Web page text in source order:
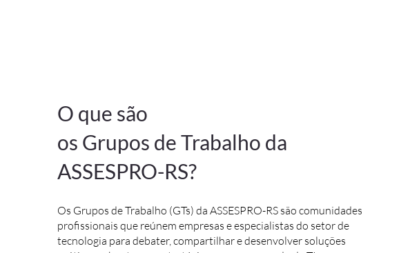
O que são
os Grupos de Trabalho da
ASSESPRO-RS?
Os Grupos de Trabalho (GTs) da ASSESPRO-RS são comunidades
profissionais que reúnem empresas e especialistas do setor de
tecnologia para debater, compartilhar e desenvolver soluções